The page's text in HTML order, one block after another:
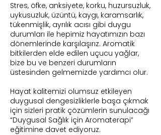
Stres, öfke, anksiyete, korku, huzursuzluk,
uykusuzluk, üzüntü, kaygı, karamsarlık,
tükenmişlik, ayrılık acısı gibi duygu
durumları ile hepimiz hayatımızın bazı
dönemlerinde karşılaşırız. Aromatik
bitkilerden elde edilen uçucu yağlar,
bize bu ve benzeri durumların
üstesinden gelmemizde yardımcı olur.
Hayat kalitemizi olumsuz etkileyen
duygusal dengesizliklerle başa çıkmak
için sizleri pratik çözümlerin sunulacağı
“Duygusal Sağlık için Aromaterapi”
eğitimine davet ediyoruz.